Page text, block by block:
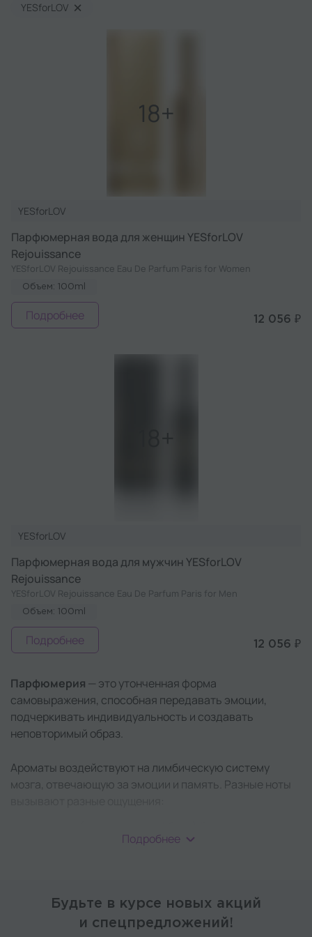
YESforLOV ×
YESforLOV
Парфюмерная вода для женщин YESforLOV
Rejouissance
YESforLOV Rejouissance Eau De Parfum Paris for Women
Объем: 100ml
12 056 ₽
Подробнее
YESforLOV
Парфюмерная вода для мужчин YESforLOV
Rejouissance
YESforLOV Rejouissance Eau De Parfum Paris for Men
Объем: 100ml
12 056 ₽
Подробнее
Парфюмерия — это утонченная форма
самовыражения, способная передавать эмоции,
подчеркивать индивидуальность и создавать
неповторимый образ.
Ароматы воздействуют на лимбическую систему
мозга, отвечающую за эмоции и память. Разные ноты
цветочные (жасмин, пион) дарят спокойствие,
Правильно подобранный аромат повышает
уверенность и создает психологический комфорт.
Подробнее
Будьте в курсе новых акций
и спецпредложений!